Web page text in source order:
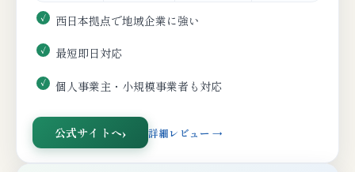
西日本拠点で地域企業に強い
最短即日対応
個人事業主・小規模事業者も対応
公式サイトへ 詳細レビュー →